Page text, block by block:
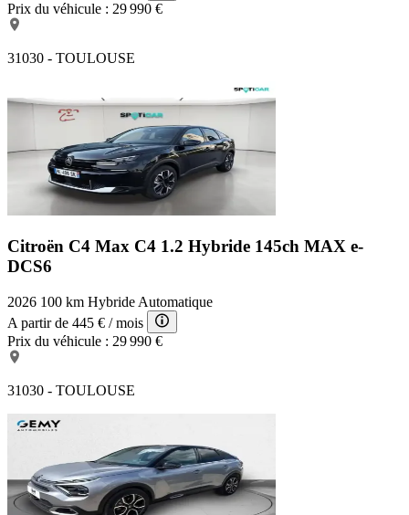
Prix du véhicule : 29 990 €
31030 - TOULOUSE
Citroën C4 Max C4 1.2 Hybride 145ch MAX e-
DCS6
2026 100 km Hybride Automatique
A partir de 445 € / mois
Prix du véhicule : 29 990 €
31030 - TOULOUSE